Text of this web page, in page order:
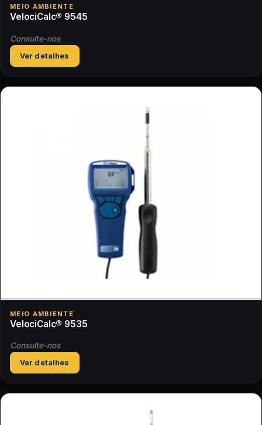
MEIO AMBIENTE
VelociCalc® 9545
Consulte-nos
Ver detalhes
MEIO AMBIENTE
VelociCalc® 9535
Consulte-nos
Ver detalhes